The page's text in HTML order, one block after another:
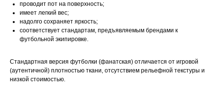
проводит пот на поверхность;
имеет легкий вес;
надолго сохраняет яркость;
соответствует стандартам, предъявляемым брендами к
футбольной экипировке.
Стандартная версия футболки (фанатская) отличается от игровой
(аутентичной) плотностью ткани, отсутствием рельефной текстуры и
низкой стоимостью.